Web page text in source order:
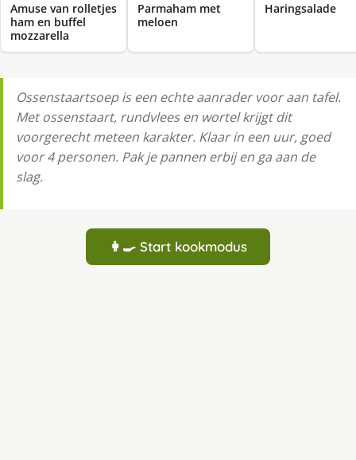
Amuse van rolletjes
ham en buffel
mozzarella
Parmaham met
meloen
Haringsalade
Ossenstaartsoep is een echte aanrader voor aan tafel.
Met ossenstaart, rundvlees en wortel krijgt dit
voorgerecht meteen karakter. Klaar in een uur, goed
voor 4 personen. Pak je pannen erbij en ga aan de
slag.
👩‍🍳 Start kookmodus